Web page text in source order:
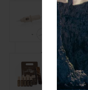
1pt Tube
Long
pcs)
36,00 €
Hybrid
Lasting
Pigment
165,00